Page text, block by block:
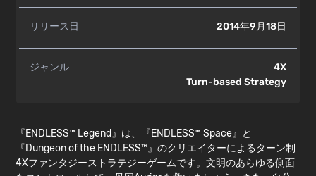
リリース日 2014年9月18日
ジャンル
4X
Turn-based Strategy
『ENDLESS™ Legend』は、『ENDLESS™ Space』と
『Dungeon of the ENDLESS™』のクリエイターによるターン制
4Xファンタジーストラテジーゲームです。文明のあらゆる側面